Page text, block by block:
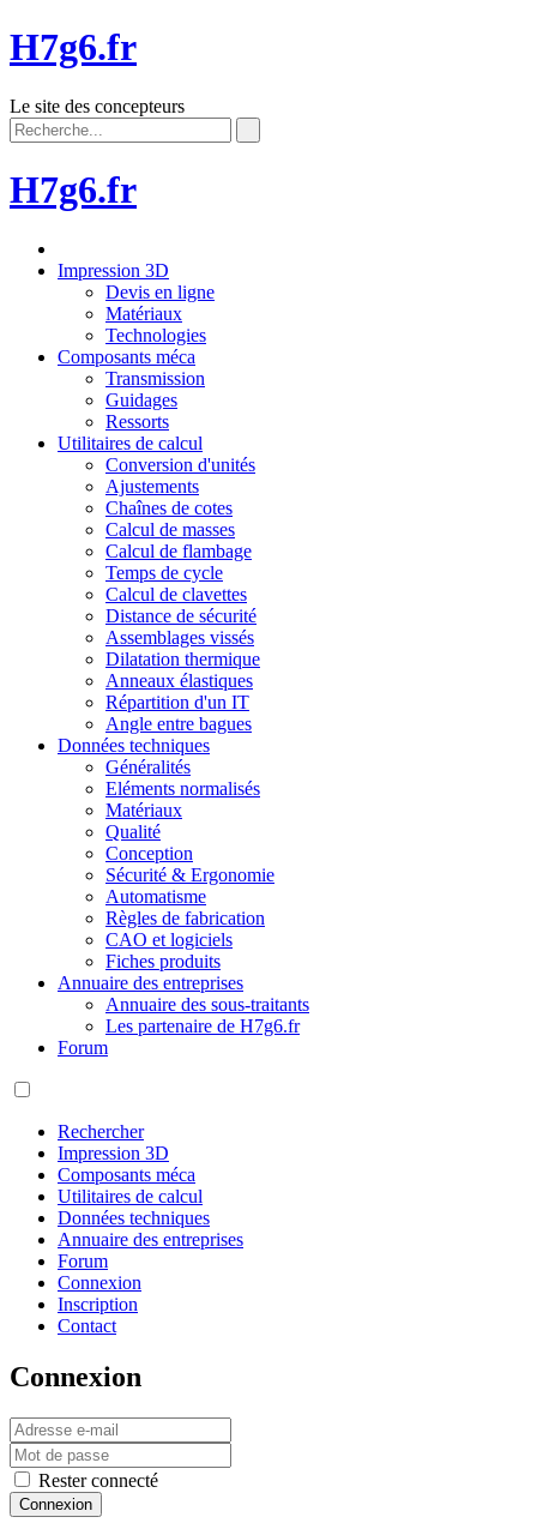
H7g6.fr
Le site des concepteurs
H7g6.fr
Impression 3D
Devis en ligne
Matériaux
Technologies
Composants méca
Transmission
Guidages
Ressorts
Utilitaires de calcul
Conversion d'unités
Ajustements
Chaînes de cotes
Calcul de masses
Calcul de flambage
Temps de cycle
Calcul de clavettes
Distance de sécurité
Assemblages vissés
Dilatation thermique
Anneaux élastiques
Répartition d'un IT
Angle entre bagues
Données techniques
Généralités
Eléments normalisés
Matériaux
Qualité
Conception
Sécurité & Ergonomie
Automatisme
Règles de fabrication
CAO et logiciels
Fiches produits
Annuaire des entreprises
Annuaire des sous-traitants
Les partenaire de H7g6.fr
Forum
Rechercher
Impression 3D
Composants méca
Utilitaires de calcul
Données techniques
Annuaire des entreprises
Forum
Connexion
Inscription
Contact
Connexion
Rester connecté
Connexion